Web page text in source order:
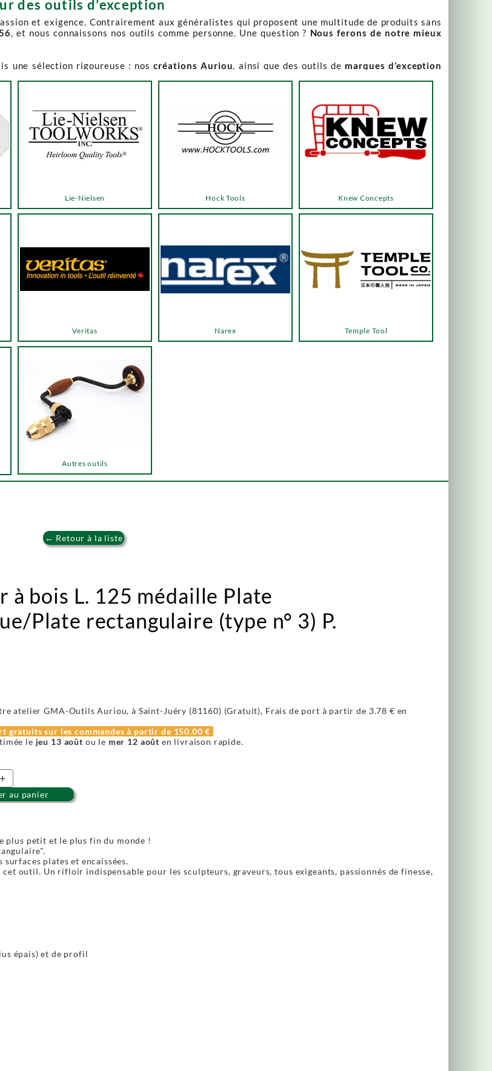
des outils d’exception
et exigence. Contrairement aux généralistes qui proposent une multitude de produits sans
, et nous connaissons nos outils comme personne. Une question ? Nous ferons de notre mieux
une sélection rigoureuse : noscréations Auriou, ainsi que des outils de marques d’exception
son réapprovisionnement. Les délais peuvent varier, alors n’hésitez pas à nous contacter pour
Pour affiner votre recherche, utilisez les menus ou les boutons dédiés, qui vous mèneront
Lie-Nielsen Hock Tools Knew Concepts
Temple Tool
Narex
Veritas
Autres outils
← Retour à la liste
à bois L. 125 médaille Plate
Plate rectangulaire (type n° 3) P.
atelier GMA-Outils Auriou, à Saint-Juéry (81160) (Gratuit), Frais de port à partir de 3.78 € en
gratuits sur les commandes à partir de 150.00 €
le jeu 13 août ou le mer 12 août en livraison rapide.
+
au panier
petit et le plus fin du monde !
plates et encaissées.
outil. Un rifloir indispensable pour les sculpteurs, graveurs, tous exigeants, passionnés de finesse,
épais) et de profil